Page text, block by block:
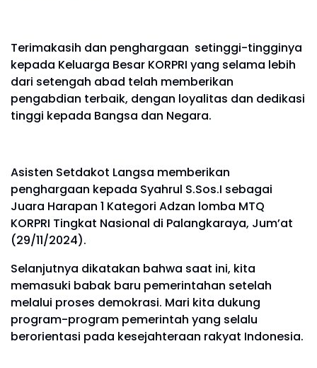
Terimakasih dan penghargaan setinggi-tingginya
kepada Keluarga Besar KORPRI yang selama lebih
dari setengah abad telah memberikan
pengabdian terbaik, dengan loyalitas dan dedikasi
tinggi kepada Bangsa dan Negara.
Asisten Setdakot Langsa memberikan
penghargaan kepada Syahrul S.Sos.I sebagai
Juara Harapan 1 Kategori Adzan lomba MTQ
KORPRI Tingkat Nasional di Palangkaraya, Jum’at
(29/11/2024).
Selanjutnya dikatakan bahwa saat ini, kita
memasuki babak baru pemerintahan setelah
melalui proses demokrasi. Mari kita dukung
program-program pemerintah yang selalu
berorientasi pada kesejahteraan rakyat Indonesia.